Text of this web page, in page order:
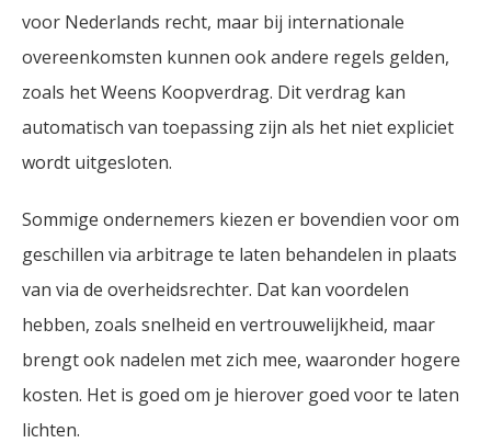
voor Nederlands recht, maar bij internationale
overeenkomsten kunnen ook andere regels gelden,
zoals het Weens Koopverdrag. Dit verdrag kan
automatisch van toepassing zijn als het niet expliciet
wordt uitgesloten.
Sommige ondernemers kiezen er bovendien voor om
geschillen via arbitrage te laten behandelen in plaats
van via de overheidsrechter. Dat kan voordelen
hebben, zoals snelheid en vertrouwelijkheid, maar
brengt ook nadelen met zich mee, waaronder hogere
kosten. Het is goed om je hierover goed voor te laten
lichten.